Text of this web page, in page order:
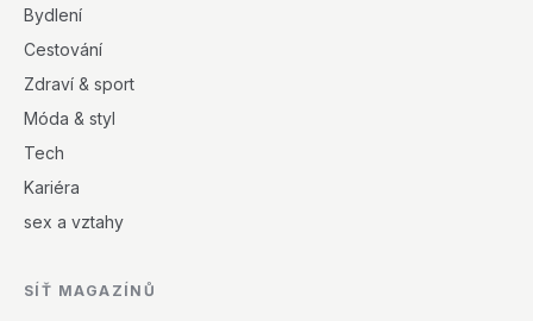
Bydlení
Cestování
Zdraví & sport
Móda & styl
Tech
Kariéra
sex a vztahy
SÍŤ MAGAZÍNŮ